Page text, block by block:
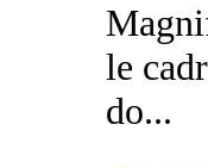
le
do...